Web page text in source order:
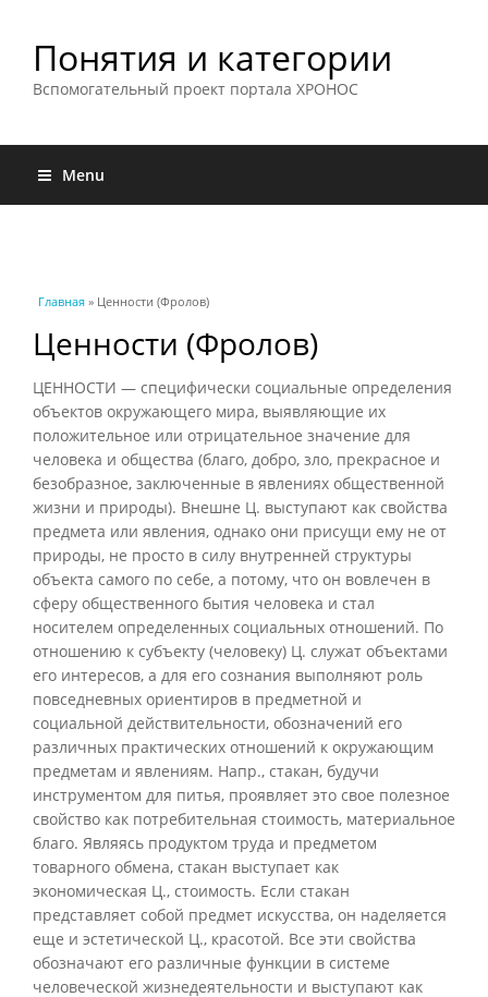
Понятия и категории
Вспомогательный проект портала ХРОНОС
Menu
Вы здесь
Главная » Ценности (Фролов)
Ценности (Фролов)
ЦЕННОСТИ — специфически социальные определения
объектов окружающего мира, выявляющие их
положительное или отрицательное значение для
человека и общества (благо, добро, зло, прекрасное и
безобразное, заключенные в явлениях общественной
жизни и природы). Внешне Ц. выступают как свойства
предмета или явления, однако они присущи ему не от
природы, не просто в силу внутренней структуры
объекта самого по себе, а потому, что он вовлечен в
сферу общественного бытия человека и стал
носителем определенных социальных отношений. По
отношению к субъекту (человеку) Ц. служат объектами
его интересов, а для его сознания выполняют роль
повседневных ориентиров в предметной и
социальной действительности, обозначений его
различных практических отношений к окружающим
предметам и явлениям. Напр., стакан, будучи
инструментом для питья, проявляет это свое полезное
свойство как потребительная стоимость, материальное
благо. Являясь продуктом труда и предметом
товарного обмена, стакан выступает как
экономическая Ц., стоимость. Если стакан
представляет собой предмет искусства, он наделяется
еще и эстетической Ц., красотой. Все эти свойства
обозначают его различные функции в системе
человеческой жизнедеятельности и выступают как